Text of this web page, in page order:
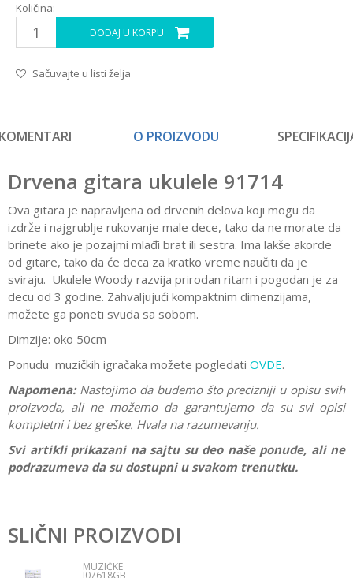
Količina:
DODAJ U KORPU
Sačuvajte u listi želja
O PROIZVODU
Drvena gitara ukulele 91714
Ova gitara je napravljena od drvenih delova koji mogu da
izdrže i najgrublje rukovanje male dece, tako da ne morate da
brinete ako je pozajmi mlađi brat ili sestra. Ima lakše akorde
od gitare, tako da će deca za kratko vreme naučiti da je
sviraju. Ukulele Woody razvija prirodan ritam i pogodan je za
decu od 3 godine. Zahvaljujući kompaktnim dimenzijama,
možete ga poneti svuda sa sobom.
Dimzije: oko 50cm
Ponudu muzičkih igračaka možete pogledati OVDE.
Napomena: Nastojimo da budemo što precizniji u opisu svih
proizvoda, ali ne možemo da garantujemo da su svi opisi
kompletni i bez greške. Hvala na razumevanju.
Svi artikli prikazani na sajtu su deo naše ponude, ali ne
podrazumeva da su dostupni u svakom trenutku.
Ime/Nadimak
SLIČNI PROIZVODI
MUZIČKE